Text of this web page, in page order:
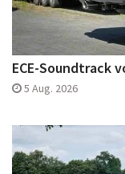
ECE-Soundtrack
5 Aug. 2026